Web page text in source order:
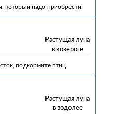
который надо приобрести.
Растущая луна
в козероге
подкормите птиц.
Растущая луна
в водолее